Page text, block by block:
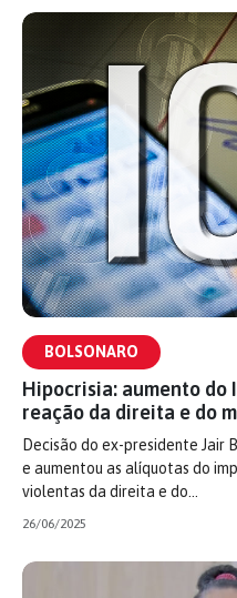
BOLSONARO
Hipocrisia: aumento do
reação da direita e do
Decisão do ex-presidente
e aumentou as alíquotas do
violentas da direita e do…
26/06/2025